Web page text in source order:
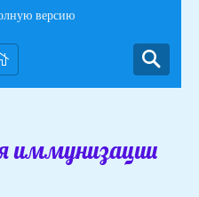
версию
иммунизации